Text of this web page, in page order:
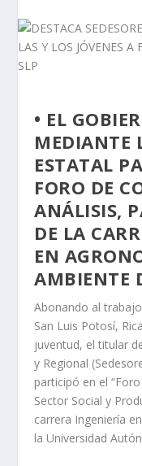
• EL
MEDIANTE
ESTATAL
FORO DE
ANÁLISIS,
DE LA
EN
AMBIENTE
Abonando al
San Luis Potosí,
juventud, el titular
y Regional
participó en el
Sector Social y
carrera Ingeniería
la Universidad